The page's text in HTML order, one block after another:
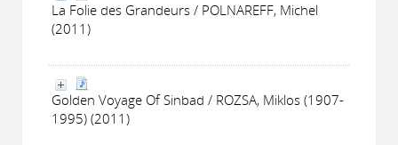
La Folie des Grandeurs / POLNAREFF, Michel
(2011)
Golden Voyage Of Sinbad / ROZSA, Miklos (1907-
1995) (2011)